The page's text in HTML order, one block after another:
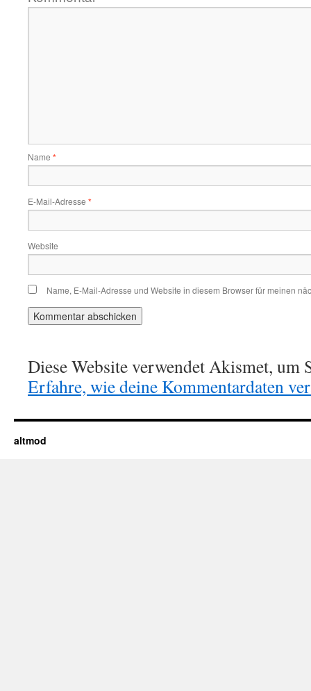
Name *
E-Mail-Adresse *
Website
Name, E-Mail-Adresse und Website in diesem Browser für meinen
Diese Website verwendet Akismet, um
Erfahre, wie deine Kommentardaten
altmod